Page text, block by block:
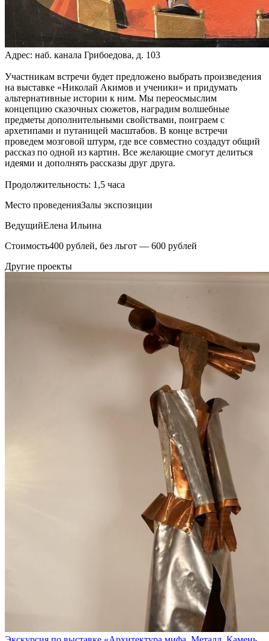
Адрес: наб. канала Грибоедова, д. 103
Участникам встречи будет предложено выбрать произведения
на выставке «Николай Акимов и ученики» и придумать
альтернативные истории к ним. Мы переосмыслим
концепцию сказочных сюжетов, наградим волшебные
предметы дополнительными свойствами, поиграем с
архетипами и путаницей масштабов. В конце встречи
проведем мозговой штурм, где все совместно создадут общий
рассказ по одной из картин. Все желающие смогут делиться
идеями и дополнять рассказы друг друга.
Продолжительность: 1,5 часа
Место проведенияЗалы экспозиции
ВедущийЕлена Ильина
Стоимость400 рублей, без льгот — 600 рублей
Другие проекты